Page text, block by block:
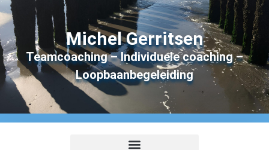
Michel Gerritsen
Teamcoaching – Individuele coaching –
Loopbaanbegeleiding